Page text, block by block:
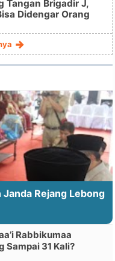
Tangan Brigadir J,
Didengar Orang
Rejang Lebong
Rabbikumaa
Sampai 31 Kali?